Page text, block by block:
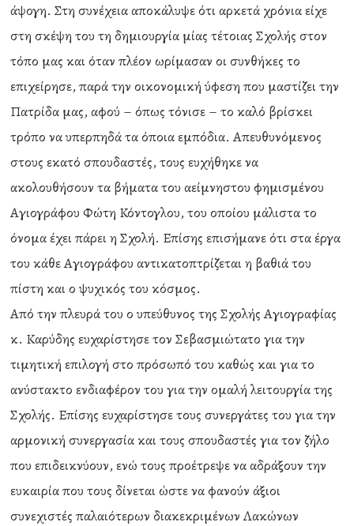
άψογη. Στη συνέχεια αποκάλυψε ότι αρκετά χρόνια είχε
στη σκέψη του τη δημιουργία μίας τέτοιας Σχολής στον
τόπο μας και όταν πλέον ωρίμασαν οι συνθήκες το
επιχείρησε, παρά την οικονομική ύφεση που μαστίζει την
Πατρίδα μας, αφού – όπως τόνισε – το καλό βρίσκει
τρόπο να υπερπηδά τα όποια εμπόδια. Απευθυνόμενος
στους εκατό σπουδαστές, τους ευχήθηκε να
ακολουθήσουν τα βήματα του αείμνηστου φημισμένου
Αγιογράφου Φώτη Κόντογλου, του οποίου μάλιστα το
όνομα έχει πάρει η Σχολή. Επίσης επισήμανε ότι στα έργα
του κάθε Αγιογράφου αντικατοπτρίζεται η βαθιά του
πίστη και ο ψυχικός του κόσμος.
Από την πλευρά του ο υπεύθυνος της Σχολής Αγιογραφίας
κ. Καρύδης ευχαρίστησε τον Σεβασμιώτατο για την
τιμητική επιλογή στο πρόσωπό του καθώς και για το
ανύστακτο ενδιαφέρον του για την ομαλή λειτουργία της
Σχολής. Επίσης ευχαρίστησε τους συνεργάτες του για την
αρμονική συνεργασία και τους σπουδαστές για τον ζήλο
που επιδεικνύουν, ενώ τους προέτρεψε να αδράξουν την
ευκαιρία που τους δίνεται ώστε να φανούν άξιοι
συνεχιστές παλαιότερων διακεκριμένων Λακώνων